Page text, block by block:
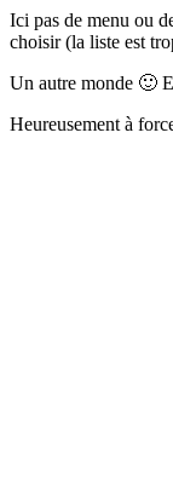
Ici pas de menu ou
choisir (la liste est
Un autre monde 🙂
Heureusement à